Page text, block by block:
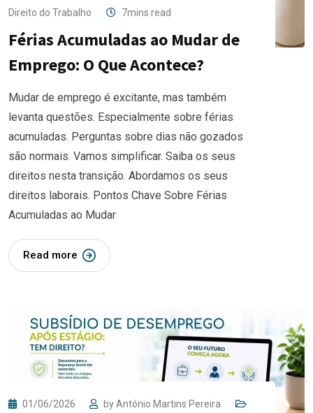
Direito do Trabalho
7mins read
Férias Acumuladas ao Mudar de
Emprego: O Que Acontece?
Mudar de emprego é excitante, mas também
levanta questões. Especialmente sobre férias
acumuladas. Perguntas sobre dias não gozados
são normais. Vamos simplificar. Saiba os seus
direitos nesta transição. Abordamos os seus
direitos laborais. Pontos Chave Sobre Férias
Acumuladas ao Mudar
Read more
01/06/2026 byAntónio Martins Pereira